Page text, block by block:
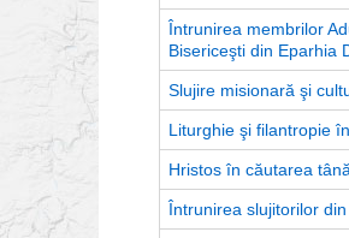
Întrunirea membrilor
Bisericeşti din Eparhia
Slujire misionară şi
Liturghie şi filantropie
Hristos în căutarea
Întrunirea slujitorilor